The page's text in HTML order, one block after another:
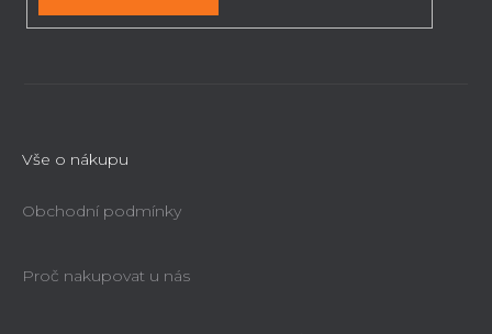
Vše o nákupu
Obchodní podmínky
Proč nakupovat u nás